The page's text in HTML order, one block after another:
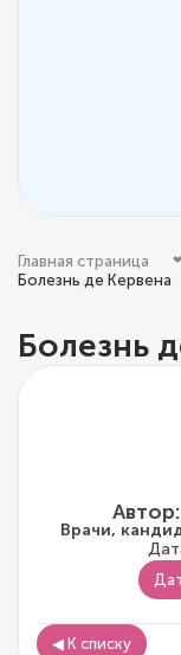
Главная страница
Болезнь де Кервена
Болезнь
Автор:
Врачи,
◀ К списку